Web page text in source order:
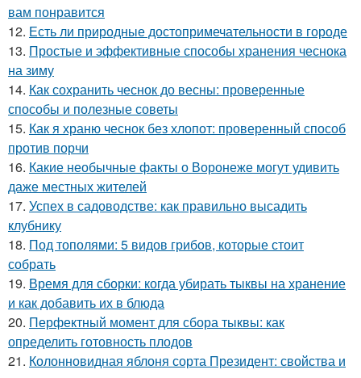
вам понравится
12. Есть ли природные достопримечательности в городе
13. Простые и эффективные способы хранения чеснока
на зиму
14. Как сохранить чеснок до весны: проверенные
способы и полезные советы
15. Как я храню чеснок без хлопот: проверенный способ
против порчи
16. Какие необычные факты о Воронеже могут удивить
даже местных жителей
17. Успех в садоводстве: как правильно высадить
клубнику
18. Под тополями: 5 видов грибов, которые стоит
собрать
19. Время для сборки: когда убирать тыквы на хранение
и как добавить их в блюда
20. Перфектный момент для сбора тыквы: как
определить готовность плодов
21. Колонновидная яблоня сорта Президент: свойства и